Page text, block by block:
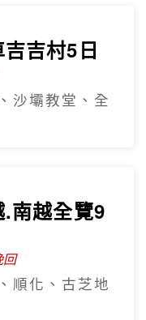
吉村5日
沙壩教堂、全
南越全覽9
回
順化、古芝地